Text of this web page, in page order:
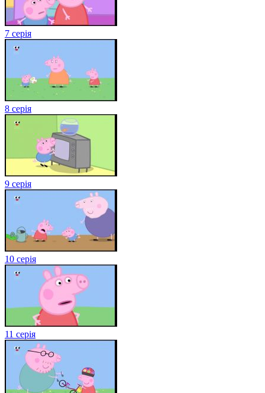
7 серія
8 серія
9 серія
10 серія
11 серія